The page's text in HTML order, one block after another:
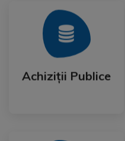
Achiziții Publice
Achiziții Publice
Mai Mult